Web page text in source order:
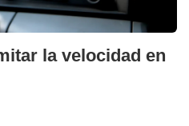
la velocidad en